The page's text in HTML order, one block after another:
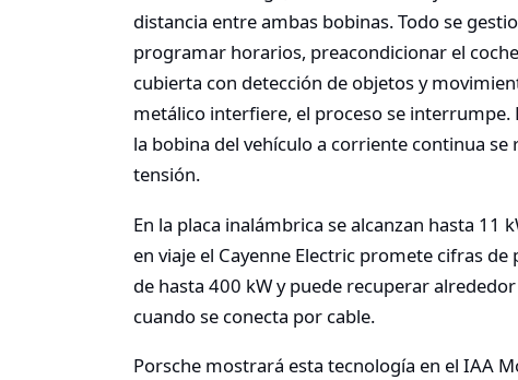
distancia entre ambas bobinas. Todo se
programar horarios, preacondicionar el
cubierta con detección de objetos y
metálico interfiere, el proceso se
la bobina del vehículo a corriente continua
tensión.
En la placa inalámbrica se alcanzan hasta
en viaje el Cayenne Electric promete cifras
de hasta 400 kW y puede recuperar
cuando se conecta por cable.
Porsche mostrará esta tecnología en el IAA